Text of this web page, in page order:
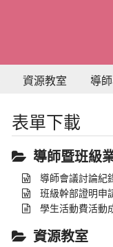
資源教室 導
表單下載
導師暨班級
導師會議討論紀
班級幹部證明申
學生活動費活動
資源教室